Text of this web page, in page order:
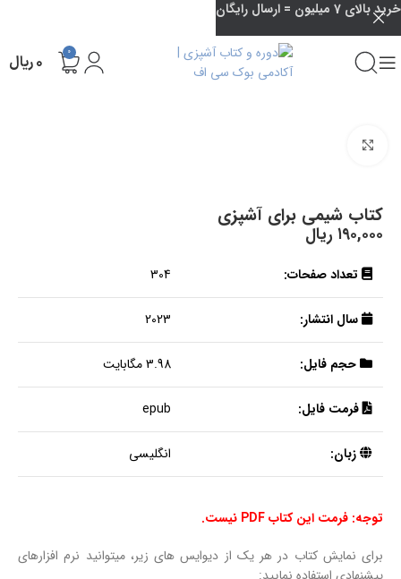
0 ۰ریال
کتاب شیمی برای آشپزی
۱۹۰,۰۰۰ ریال
تعداد صفحات: 304
سال انتشار: 2023
حجم فایل: 3.98 مگابایت
فرمت فایل: epub
زبان: انگلیسی
توجه: فرمت این کتاب PDF نیست.
برای نمایش کتاب در هر یک از دیوایس های زیر، میتوانید نرم افزارهای
خرید بالای 7 میلیون = ارسال رایگان